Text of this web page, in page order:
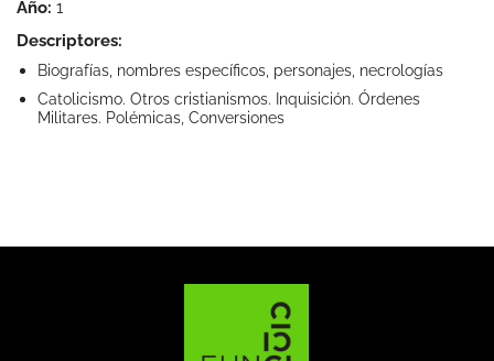
Año: 1
Descriptores:
Biografías, nombres específicos, personajes, necrologías
Catolicismo. Otros cristianismos. Inquisición. Órdenes
Militares. Polémicas, Conversiones